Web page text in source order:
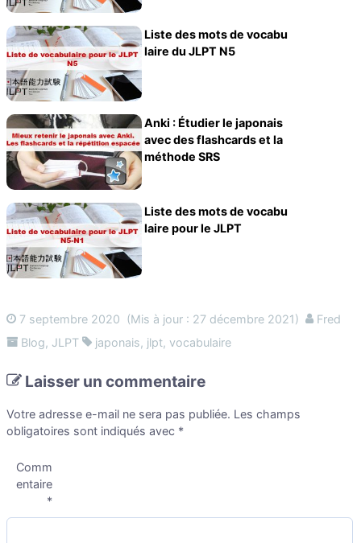
Liste des mots de vocabu
laire du JLPT N5
Anki : Étudier le japonais
avec des flashcards et la
méthode SRS
Liste des mots de vocabu
laire pour le JLPT
7 septembre 2020 (Mis à jour : 27 décembre 2021)
Fred
Blog, JLPT japonais, jlpt, vocabulaire
Laisser un commentaire
Votre adresse e-mail ne sera pas publiée. Les champs
obligatoires sont indiqués avec *
Comm
entaire
*